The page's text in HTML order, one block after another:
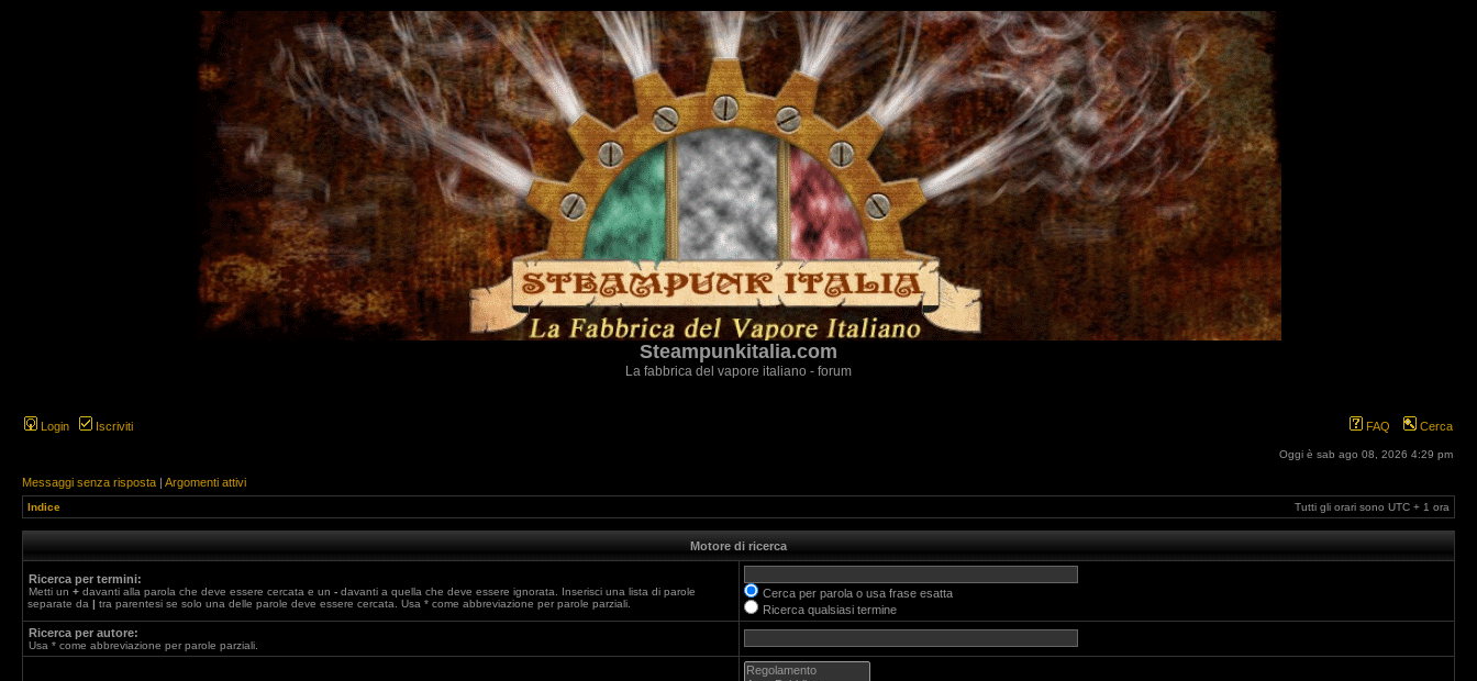
Steampunkitalia.com
La fabbrica del vapore italiano - forum
Login Iscriviti FAQ Cerca
Oggi è sab ago 08, 2026 4:29 pm
Messaggi senza risposta | Argomenti attivi
Indice Tutti gli orari sono UTC + 1 ora
Motore di ricerca
Ricerca per termini:
Metti un + davanti alla parola che deve essere cercata e un - davanti a quella che deve essere ignorata. Inserisci una lista di parole
separate da | tra parentesi se solo una delle parole deve essere cercata. Usa * come abbreviazione per parole parziali.
Cerca per parola o usa frase esatta
Ricerca qualsiasi termine
Ricerca per autore:
Usa * come abbreviazione per parole parziali.